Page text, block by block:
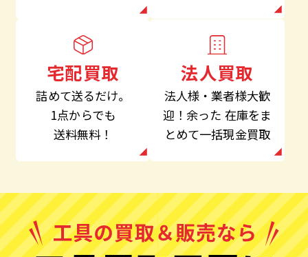
宅配買取
詰めて送るだけ。
1点からでも
送料無料！
法人買取
法人様・業者様大歓
迎！余った 在庫をま
とめて一括現金買取